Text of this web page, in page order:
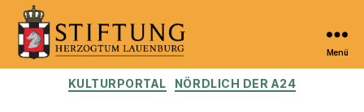
Kulturportal
Menü
Kategorien
KULTURPORTAL NÖRDLICH DER A24